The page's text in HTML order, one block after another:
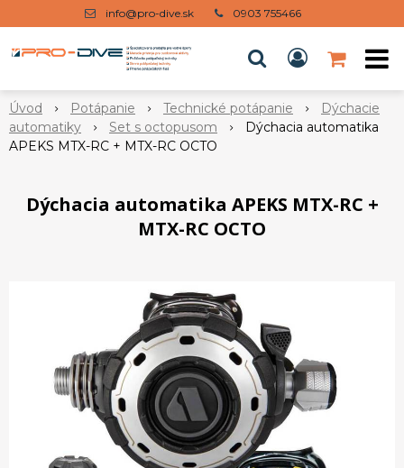
info@pro-dive.sk 0903 755466
Úvod Potápanie Technické potápanie
Dýchacie
automatiky
Set s octopusom
Dýchacia automatika
APEKS MTX-RC + MTX-RC OCTO
Dýchacia automatika APEKS MTX-RC +
MTX-RC OCTO